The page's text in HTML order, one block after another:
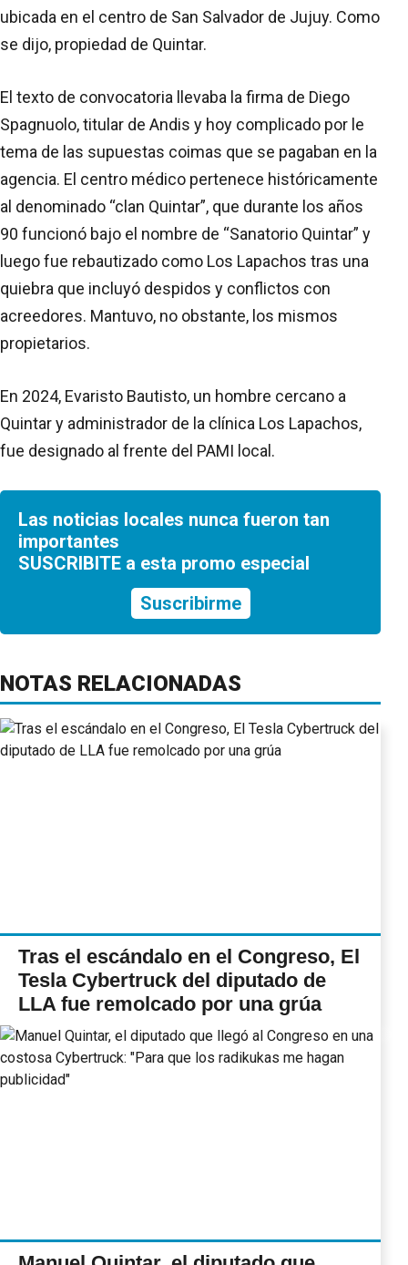
ubicada en el centro de San Salvador de Jujuy. Como
se dijo, propiedad de Quintar.
El texto de convocatoria llevaba la firma de Diego
Spagnuolo, titular de Andis y hoy complicado por le
tema de las supuestas coimas que se pagaban en la
agencia. El centro médico pertenece históricamente
al denominado “clan Quintar”, que durante los años
90 funcionó bajo el nombre de “Sanatorio Quintar” y
luego fue rebautizado como Los Lapachos tras una
quiebra que incluyó despidos y conflictos con
acreedores. Mantuvo, no obstante, los mismos
propietarios.
En 2024, Evaristo Bautisto, un hombre cercano a
Quintar y administrador de la clínica Los Lapachos,
fue designado al frente del PAMI local.
Las noticias locales nunca fueron tan
importantes
SUSCRIBITE a esta promo especial
Suscribirme
NOTAS RELACIONADAS
Tras el escándalo en el Congreso, El
Tesla Cybertruck del diputado de
LLA fue remolcado por una grúa